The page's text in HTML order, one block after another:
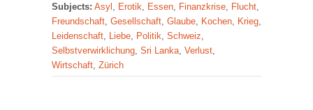
Subjects: Asyl Erotik Essen Finanzkrise Flucht
Freundschaft Gesellschaft Glaube Kochen Krieg
Leidenschaft Liebe Politik Schweiz
Selbstverwirklichung Sri Lanka Verlust
Wirtschaft Zürich